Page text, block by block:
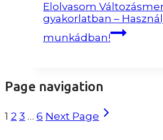
Elolvasom
gyakorlatban –
munkádban!
Page navigation
1 2 3 … 6 Next Page